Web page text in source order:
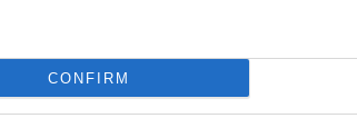
CONFIRM